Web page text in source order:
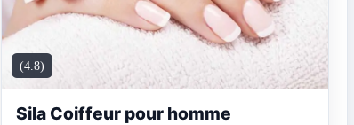
(4.8)
Sila Coiffeur pour homme